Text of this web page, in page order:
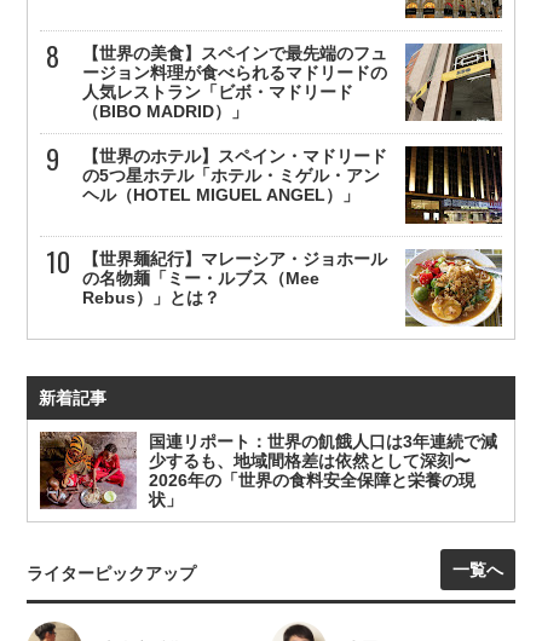
【世界の美食】スペインで最先端のフュ
ージョン料理が食べられるマドリードの
人気レストラン「ビボ・マドリード
（BIBO MADRID）」
【世界のホテル】スペイン・マドリード
の5つ星ホテル「ホテル・ミゲル・アン
ヘル（HOTEL MIGUEL ANGEL）」
【世界麺紀行】マレーシア・ジョホール
の名物麺「ミー・ルブス（Mee
Rebus）」とは？
新着記事
国連リポート：世界の飢餓人口は3年連続で減
少するも、地域間格差は依然として深刻〜
2026年の「世界の食料安全保障と栄養の現
状」
ライターピックアップ 一覧へ